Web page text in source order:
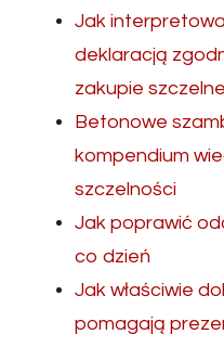
Jak
deklaracją
zakupie
Betonowe
kompendium
szczelności
Jak poprawić
co dzień
Jak właściwie
pomagają